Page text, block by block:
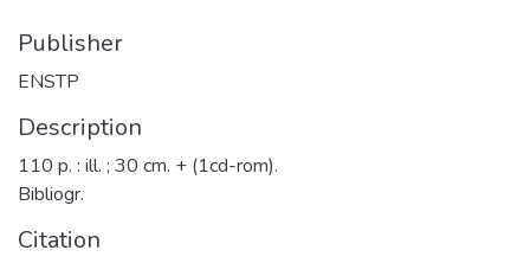
Publisher
ENSTP
Description
110 p. : ill. ; 30 cm. + (1cd-rom).
Bibliogr.
Citation